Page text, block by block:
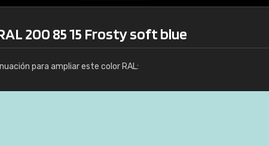
200 85 15 Frosty soft blue
para ampliar este color RAL: